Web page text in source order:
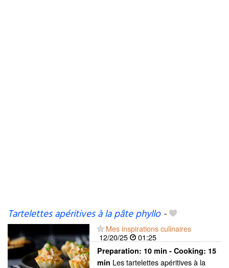
Tartelettes apéritives à la pâte phyllo-
Mes inspirations culinaires
12/20/25
01:25
Preparation: 10 min - Cooking: 15
min Les tartelettes apéritives à la